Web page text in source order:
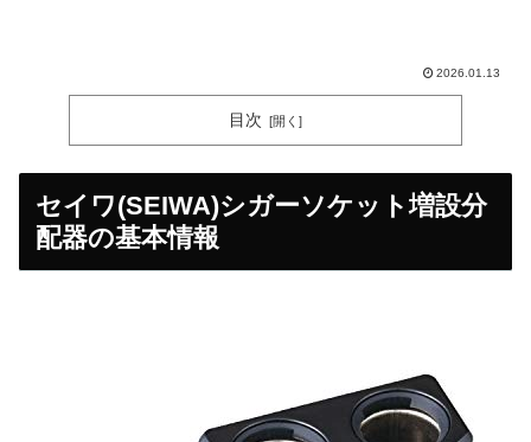
2026.01.13
目次
セイワ(SEIWA)シガーソケット増設分
配器の基本情報